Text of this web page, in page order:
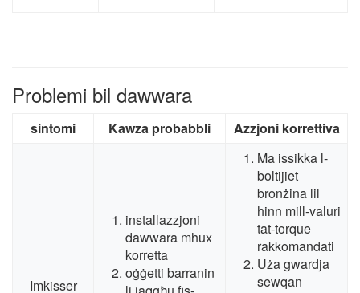
Problemi bil dawwara
sintomi Kawza probabbli Azzjoni korrettiva
Imkisser
installazzjoni
dawwara mhux
korretta
oġġetti barranin
Ma issikka l-
boltijiet
bronżina lil
hinn mill-valuri
tat-torque
rakkomandati
Uża gwardja
sewqan